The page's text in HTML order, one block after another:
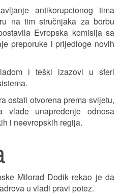
antikorupcionog tima
na tim stručnjaka za borbu
Evropska komisija sa
preporuke i prijedloge novih
i teški izazovi u sferi
ostati otvorena prema svijetu,
unapređenje odnosa
i neevropskih regija.
Milorad Dodik rekao je da
u vladi pravi potez.